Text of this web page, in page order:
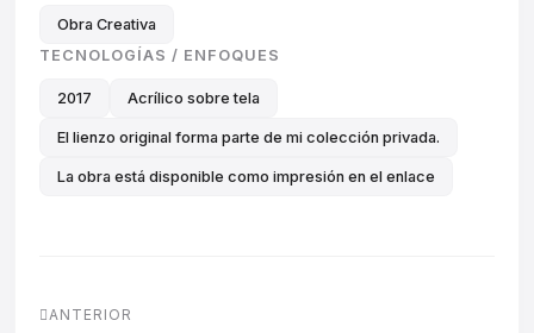
Obra Creativa
TECNOLOGÍAS / ENFOQUES
2017 Acrílico sobre tela
El lienzo original forma parte de mi colección privada.
La obra está disponible como impresión en el enlace
ANTERIOR